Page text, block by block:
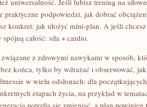
uniwersalność. Jeśli lubisz trening na
praktyczne podpowiedzi, jak dobrać
konkret: jak ułożyć mini-plan. A jeśli
całość: siła + cardio.
z zdrowymi nawykami w sposób,
końca, tylko by wdrażać i obserwować,
w wielu odsłonach: dla
etapach życia, na przykład w
potrafią się zmieniać, a plan powinien